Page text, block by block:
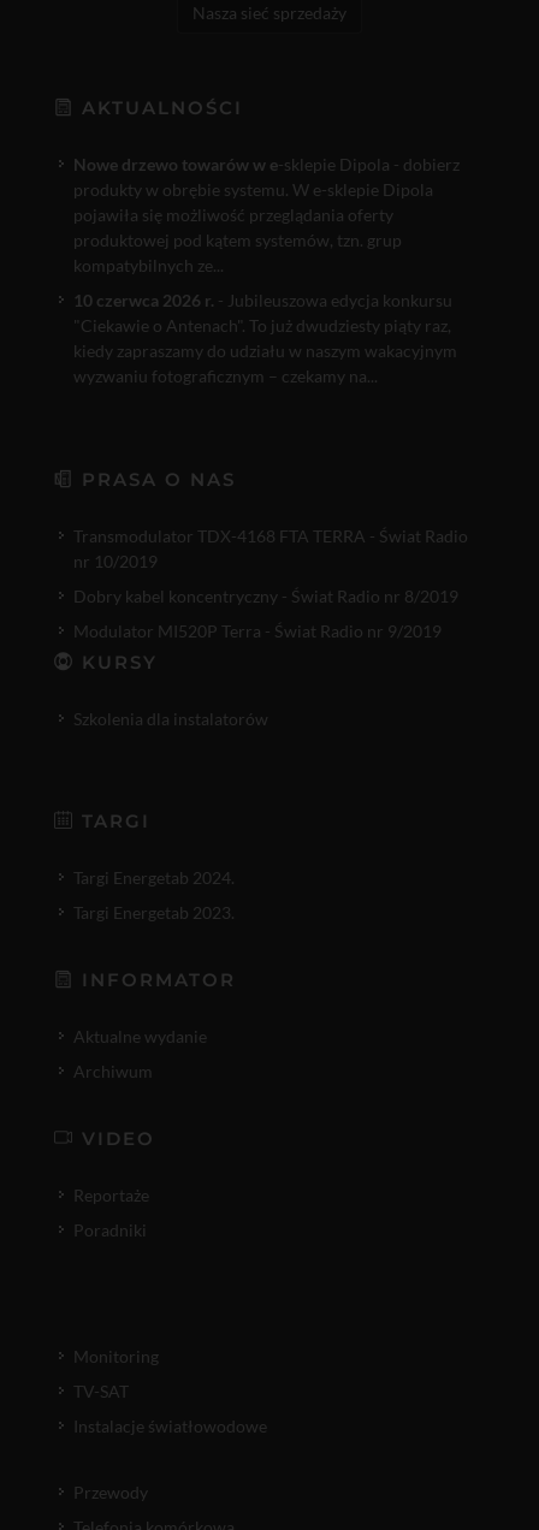
Nasza sieć sprzedaży
AKTUALNOŚCI
Nowe drzewo towarów w e-sklepie Dipola - dobierz
produkty w obrębie systemu. W e-sklepie Dipola
pojawiła się możliwość przeglądania oferty
produktowej pod kątem systemów, tzn. grup
kompatybilnych ze...
10 czerwca 2026 r. - Jubileuszowa edycja konkursu
"Ciekawie o Antenach". To już dwudziesty piąty raz,
kiedy zapraszamy do udziału w naszym wakacyjnym
wyzwaniu fotograficznym – czekamy na...
PRASA O NAS
Transmodulator TDX-4168 FTA TERRA - Świat Radio
nr 10/2019
Dobry kabel koncentryczny - Świat Radio nr 8/2019
Modulator MI520P Terra - Świat Radio nr 9/2019
KURSY
Szkolenia dla instalatorów
TARGI
Targi Energetab 2024.
Targi Energetab 2023.
INFORMATOR
Aktualne wydanie
Archiwum
VIDEO
Reportaże
Poradniki
Monitoring
TV-SAT
Instalacje światłowodowe
Przewody